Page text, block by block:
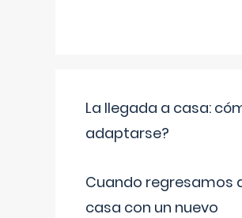
La llegada a casa:
adaptarse?
Cuando regresamos
casa con un nuevo